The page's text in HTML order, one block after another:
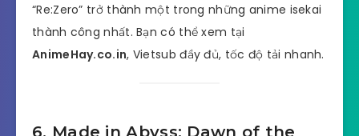
“Re:Zero” trở thành một trong những anime isekai
thành công nhất. Bạn có thể xem tại
AnimeHay.co.in, Vietsub đầy đủ, tốc độ tải nhanh.
6. Made in Abyss: Dawn of the